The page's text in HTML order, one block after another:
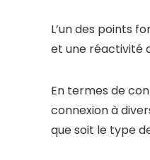
L’un des points
et une réactivité
En termes de
connexion à
que soit le type